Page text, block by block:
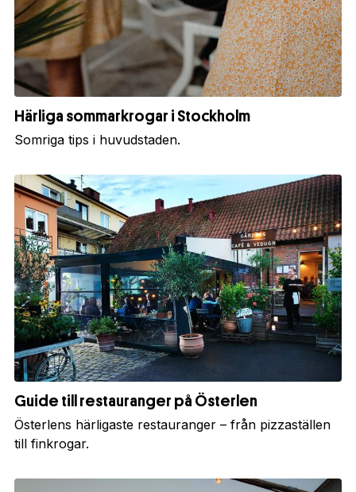
Härliga sommarkrogar i Stockholm
Somriga tips i huvudstaden.
Guide till restauranger på Österlen
Österlens härligaste restauranger – från pizzaställen
till finkrogar.